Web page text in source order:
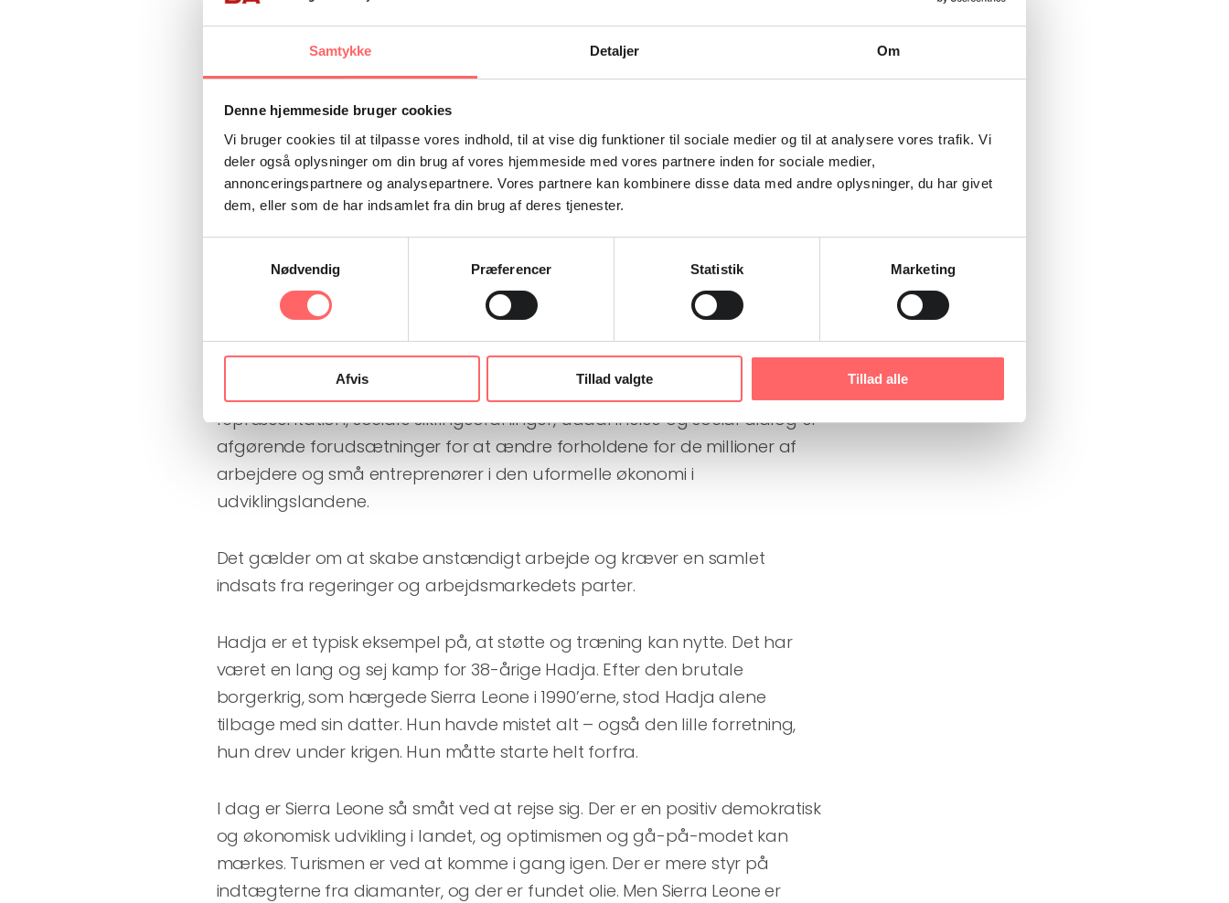
Samtykke Detaljer Om
Denne hjemmeside bruger cookies
Vi bruger cookies til at tilpasse vores indhold, til at vise dig funktioner til sociale medier og til at analysere vores trafik. Vi
deler også oplysninger om din brug af vores hjemmeside med vores partnere inden for sociale medier,
annonceringspartnere og analysepartnere. Vores partnere kan kombinere disse data med andre oplysninger, du har givet
dem, eller som de har indsamlet fra din brug af deres tjenester.
Nødvendig
Præferencer Statistik Marketing
Afvis Tillad valgte Tillad alle
Tabor
Fokus på uformel økonomi
arbejdskonference fra i dag og frem til midten af juni drøfte den
uformelle økonomi, og hvordan man flytter flere job over på det formelle
Her kan eksemplerne fra Sierra Leone i høj grad bruges. Organisering,
repræsentation, sociale sikringsordninger, uddannelse og social dialog er
afgørende forudsætninger for at ændre forholdene for de millioner af
arbejdere og små entreprenører i den uformelle økonomi i
udviklingslandene.
Det gælder om at skabe anstændigt arbejde og kræver en samlet
indsats fra regeringer og arbejdsmarkedets parter.
Hadja er et typisk eksempel på, at støtte og træning kan nytte. Det har
været en lang og sej kamp for 38-årige Hadja. Efter den brutale
borgerkrig, som hærgede Sierra Leone i 1990’erne, stod Hadja alene
tilbage med sin datter. Hun havde mistet alt – også den lille forretning,
hun drev under krigen. Hun måtte starte helt forfra.
I dag er Sierra Leone så småt ved at rejse sig. Der er en positiv demokratisk
og økonomisk udvikling i landet, og optimismen og gå-på-modet kan
mærkes. Turismen er ved at komme i gang igen. Der er mere styr på
indtægterne fra diamanter, og der er fundet olie. Men Sierra Leone er